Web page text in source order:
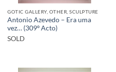
GOTIC GALLERY, OTHER, SCULPTURE
Antonio Azevedo – Era uma
vez… (309º Acto)
SOLD